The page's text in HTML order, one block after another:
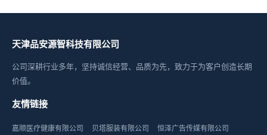
天津品安源智科技有限公司
公司深耕行业多年，坚持诚信经营、品质为先，致力于为客户创造长期
价值。
友情链接
嘉顺医疗健康有限公司 贝塔服装有限公司 恒泽广告传媒有限公司